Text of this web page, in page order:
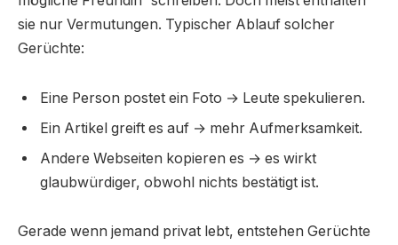
sie nur Vermutungen. Typischer Ablauf solcher
Gerüchte:
Eine Person postet ein Foto → Leute spekulieren.
Ein Artikel greift es auf → mehr Aufmerksamkeit.
Andere Webseiten kopieren es → es wirkt
glaubwürdiger, obwohl nichts bestätigt ist.
Gerade wenn jemand privat lebt, entstehen Gerüchte